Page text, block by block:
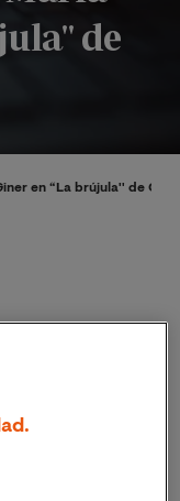
de
en “La brújula'' de
de Onda
Giner